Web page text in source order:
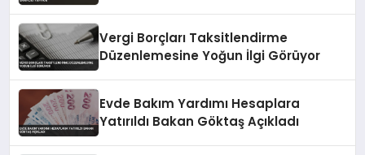
Vergi Borçları Taksitlendirme
Düzenlemesine Yoğun İlgi Görüyor
Evde Bakım Yardımı Hesaplara
Yatırıldı Bakan Göktaş Açıkladı